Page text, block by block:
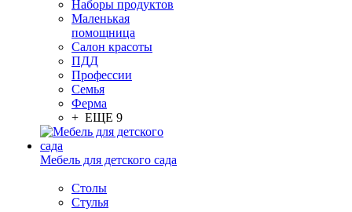
Наборы продуктов
Маленькая
помощница
Салон красоты
ПДД
Профессии
Семья
Ферма
+ ЕЩЕ 9
Мебель для детского сада
Столы
Cтулья